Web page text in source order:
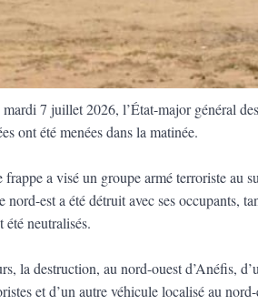
7 juillet 2026, l’État-major général
ont été menées dans la matinée.
a visé un groupe armé terroriste au
est a été détruit avec ses occupants,
neutralisés.
la destruction, au nord-ouest d’Anéfis,
et d’un autre véhicule localisé au